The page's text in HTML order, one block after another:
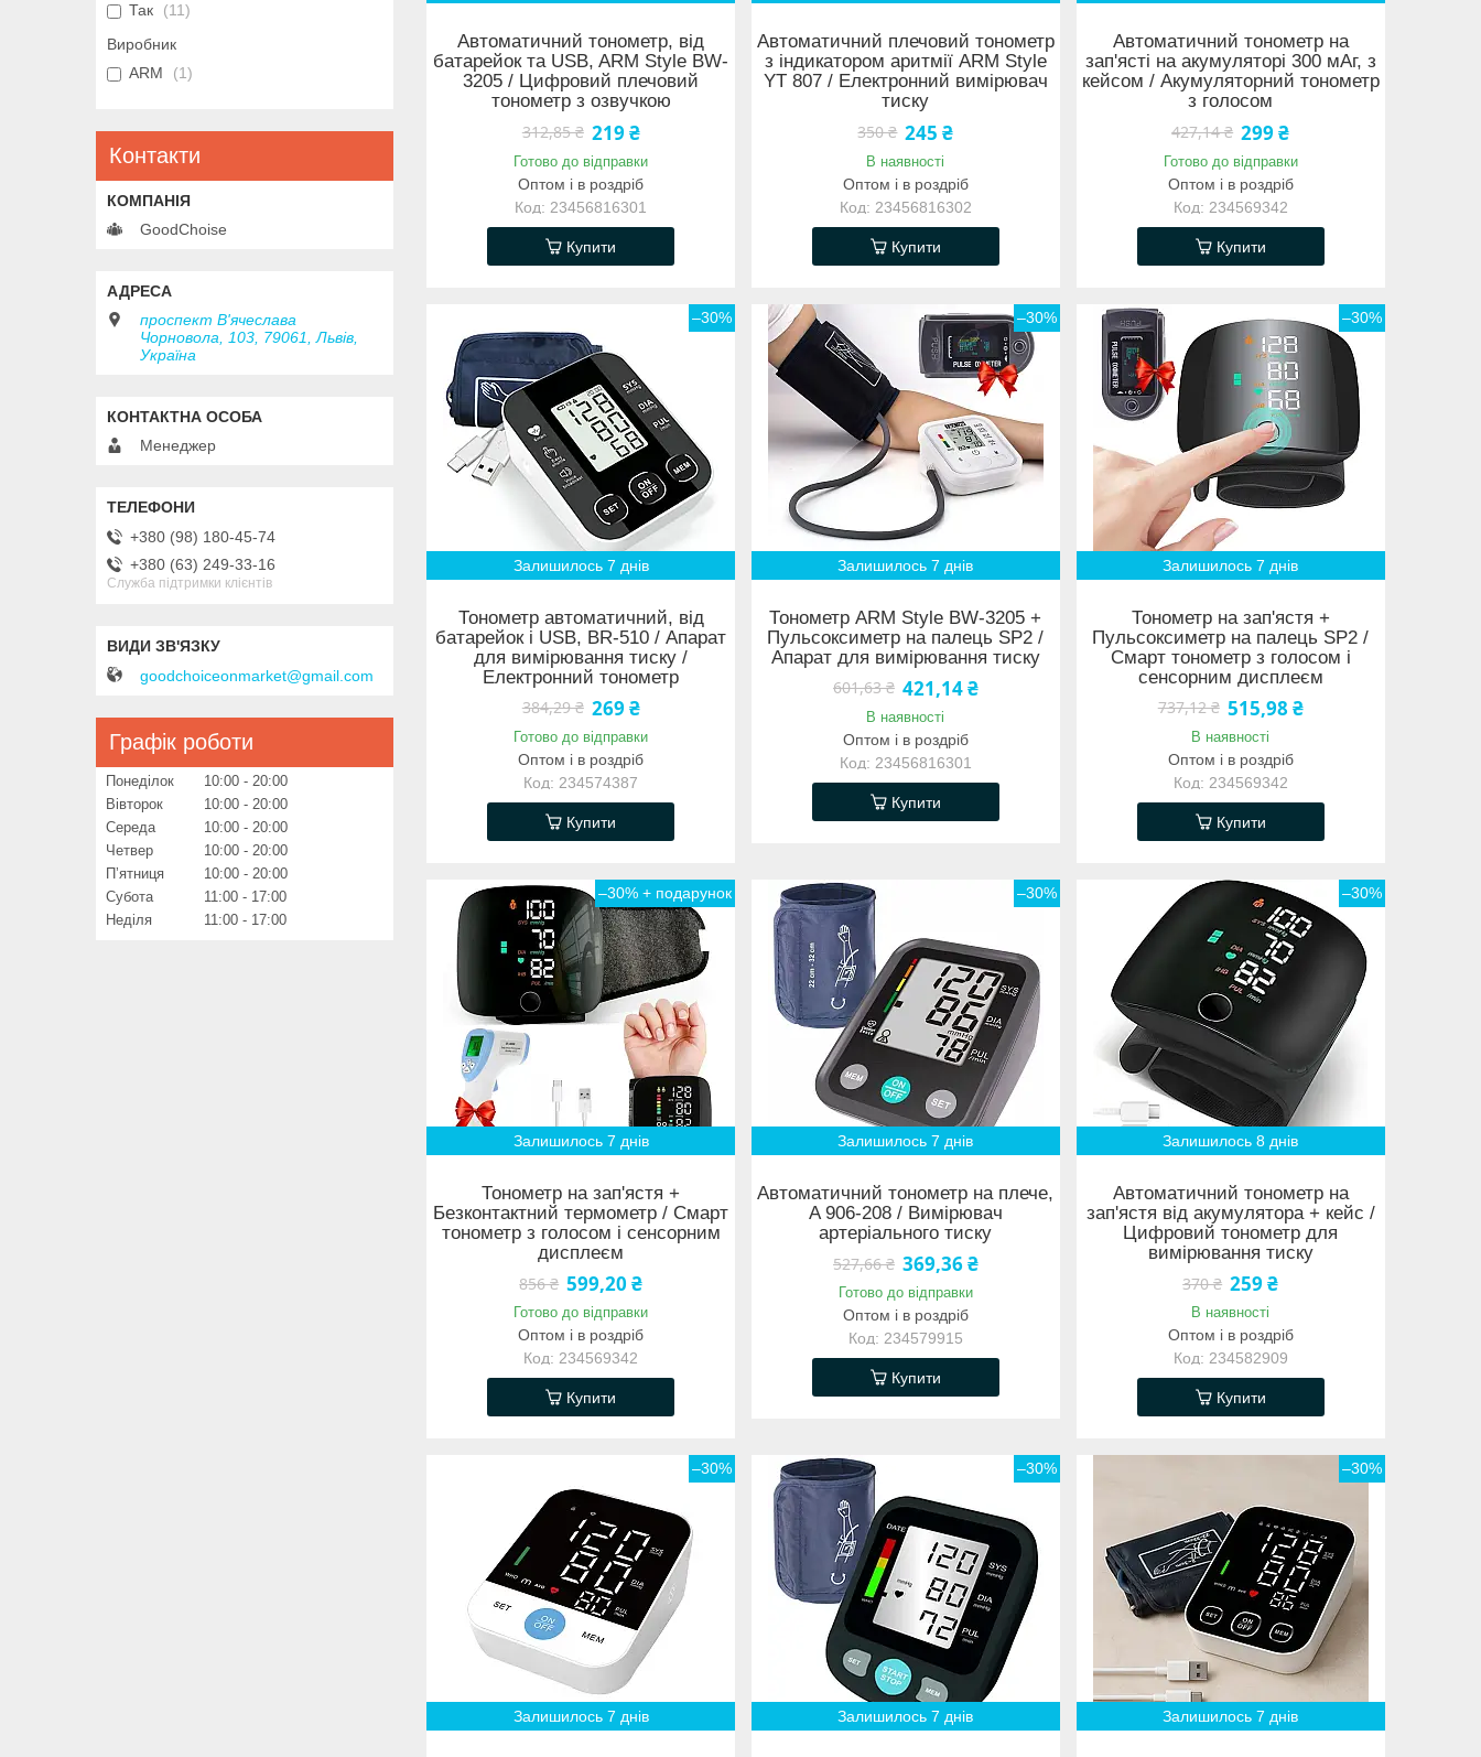
Автоматичний тонометр, від
батарейок та USB, ARM Style BW-
3205 / Цифровий плечовий
тонометр з озвучкою
312,85 ₴ 219 ₴
Готово до відправки
Оптом і в роздріб
23456816301
Купити
Автоматичний плечовий тонометр
з індикатором аритмії ARM Style
YT 807 / Електронний вимірювач
тиску
350 ₴ 245 ₴
В наявності
Оптом і в роздріб
23456816302
Купити
Автоматичний тонометр на
зап'ясті на акумуляторі 300 мАг, з
кейсом / Акумуляторний тонометр
з голосом
427,14 ₴ 299 ₴
Готово до відправки
Оптом і в роздріб
234569342
Купити
–30%
Залишилось 7 днів
Тонометр автоматичний, від
батарейок і USB, BR-510 / Апарат
для вимірювання тиску /
Електронний тонометр
384,29 ₴ 269 ₴
Готово до відправки
Оптом і в роздріб
234574387
Купити
–30%
Залишилось 7 днів
Тонометр ARM Style BW-3205 +
Пульсоксиметр на палець SP2 /
Апарат для вимірювання тиску
601,63 ₴ 421,14 ₴
В наявності
Оптом і в роздріб
23456816301
Купити
–30%
Залишилось 7 днів
Тонометр на зап'ястя +
Пульсоксиметр на палець SP2 /
Смарт тонометр з голосом і
сенсорним дисплеєм
737,12 ₴ 515,98 ₴
В наявності
Оптом і в роздріб
234569342
Купити
–30%
Залишилось 7 днів
Тонометр на зап'ястя +
Безконтактний термометр / Смарт
тонометр з голосом і сенсорним
дисплеєм
856 ₴ 599,20 ₴
Готово до відправки
Оптом і в роздріб
234569342
Купити
–30%
Залишилось 7 днів
Автоматичний тонометр на плече,
A 906-208 / Вимірювач
артеріального тиску
527,66 ₴ 369,36 ₴
Готово до відправки
Оптом і в роздріб
234579915
Купити
–30%
Залишилось 8 днів
Автоматичний тонометр на
зап'ястя від акумулятора + кейс /
Цифровий тонометр для
вимірювання тиску
370 ₴ 259 ₴
В наявності
Оптом і в роздріб
234582909
Купити
–30%
Залишилось 7 днів
–30%
Залишилось 7 днів
–30%
Залишилось 7 днів
Так
11
Виробник
ARM
1
Контакти
GoodChoise
проспект В'ячеслава
Чорновола, 103, 79061, Львів,
Україна
Менеджер
+380 (98) 180-45-74
+380 (63) 249-33-16
Служба підтримки клієнтів
goodchoiceonmarket@gmail.com
Графік роботи
Понеділок 10:00
20:00
Вівторок
10:00
20:00
Середа
10:00
20:00
Четвер
10:00
20:00
Пʼятниця
10:00
20:00
Субота
11:00
17:00
Неділя
11:00 17:00